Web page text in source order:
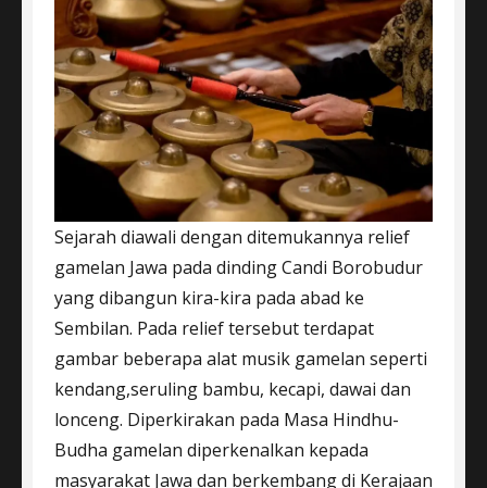
Sejarah diawali dengan ditemukannya relief
gamelan Jawa pada dinding Candi Borobudur
yang dibangun kira-kira pada abad ke
Sembilan. Pada relief tersebut terdapat
gambar beberapa alat musik gamelan seperti
kendang,seruling bambu, kecapi, dawai dan
lonceng. Diperkirakan pada Masa Hindhu-
Budha gamelan diperkenalkan kepada
masyarakat Jawa dan berkembang di Kerajaan